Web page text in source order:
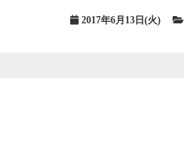
2017年6月13日(火)